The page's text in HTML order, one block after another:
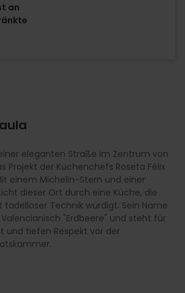
an
eleganten Straße im Zentrum von
Projekt der Küchenchefs Roseta Félix
einem Michelin-Stern und einer
dieser Ort durch eine Küche, die
tadelloser Technik würdigt. Sein Name
"Erdbeere" und steht für
und tiefen Respekt vor der